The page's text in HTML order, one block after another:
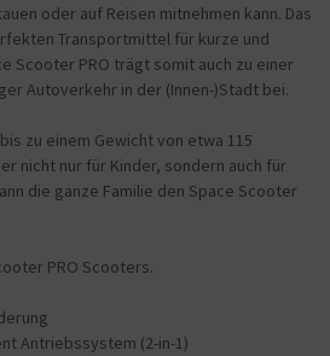
oder auf Reisen mitnehmen kann. Das
Transportmittel für kurze und
Scooter PRO trägt somit auch zu einer
Autoverkehr in der (Innen-)Stadt bei.
zu einem Gewicht von etwa 115
nicht nur für Kinder, sondern auch für
die ganze Familie den Space Scooter
PRO Scooters.
Antriebssystem (2-in-1)